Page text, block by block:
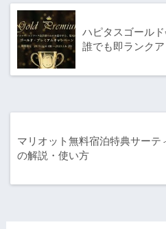
ハピタスゴール
誰でも即ランク
マリオット無料宿泊特典サーテ
の解説・使い方